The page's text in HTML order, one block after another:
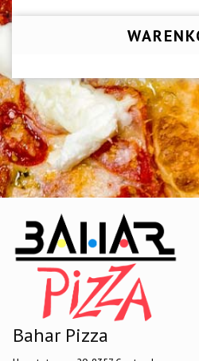
Bahar Pizza